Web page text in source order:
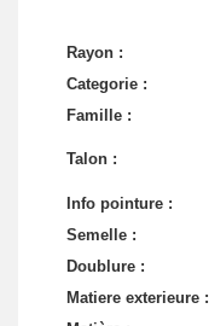
Rayon :
Categorie :
Famille :
Talon :
Info pointure :
Semelle :
Doublure :
Matiere exterieure :